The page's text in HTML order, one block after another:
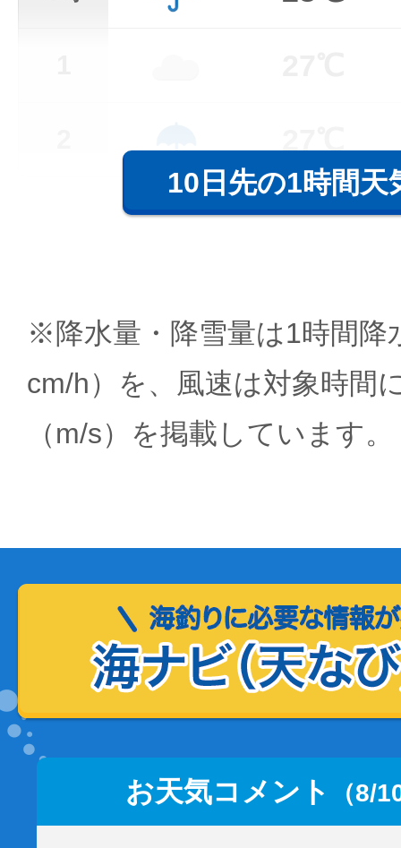
10日先の1時間天
※降水量・降雪量は1時間降
cm/h）を、風速は対象時間
（m/s）を掲載しています。
お天気コメント （8/